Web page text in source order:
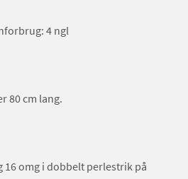
4 ngl
80 cm lang.
16 omg i dobbelt perlestrik på